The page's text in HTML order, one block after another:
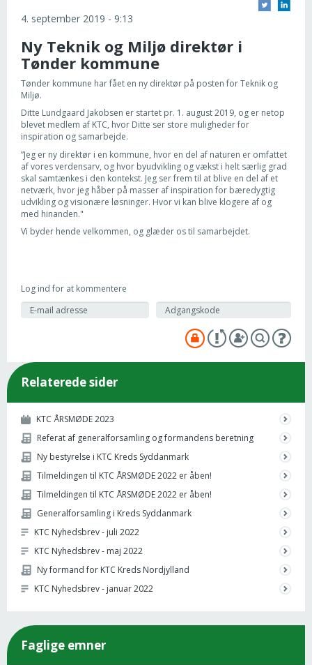
4. september 2019 - 9:13
Ny Teknik og Miljø direktør i
Tønder kommune
Tønder kommune har fået en ny direktør på posten for Teknik og
Miljø.
Ditte Lundgaard Jakobsen er startet pr. 1. august 2019, og er netop
blevet medlem af KTC, hvor Ditte ser store muligheder for
inspiration og samarbejde.
”Jeg er ny direktør i en kommune, hvor en del af naturen er omfattet
af vores verdensarv, og hvor byudvikling og vækst i helt særlig grad
skal samtænkes i den kontekst. Jeg ser frem til at blive en del af et
netværk, hvor jeg håber på masser af inspiration for bæredygtig
udvikling og visionære løsninger. Hvor vi kan blive klogere af og
med hinanden."
Vi byder hende velkommen, og glæder os til samarbejdet.
Log ind for at kommentere
Relaterede sider
KTC ÅRSMØDE 2023
Referat af generalforsamling og formandens beretning
Ny bestyrelse i KTC Kreds Syddanmark
Tilmeldingen til KTC ÅRSMØDE 2022 er åben!
Tilmeldingen til KTC ÅRSMØDE 2022 er åben!
Generalforsamling i Kreds Syddanmark
KTC Nyhedsbrev - juli 2022
KTC Nyhedsbrev - maj 2022
Ny formand for KTC Kreds Nordjylland
KTC Nyhedsbrev - januar 2022
Faglige emner